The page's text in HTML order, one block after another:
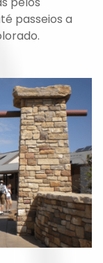
passeios a